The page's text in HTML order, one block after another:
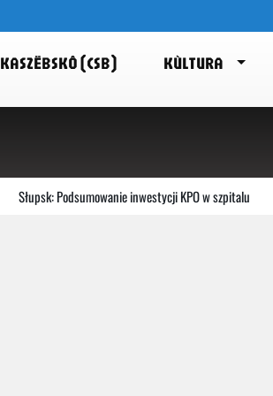
KASZËBSKÔ (CSB) KÙLTURA
Słupsk: Podsumowanie inwestycji KPO w szpitalu